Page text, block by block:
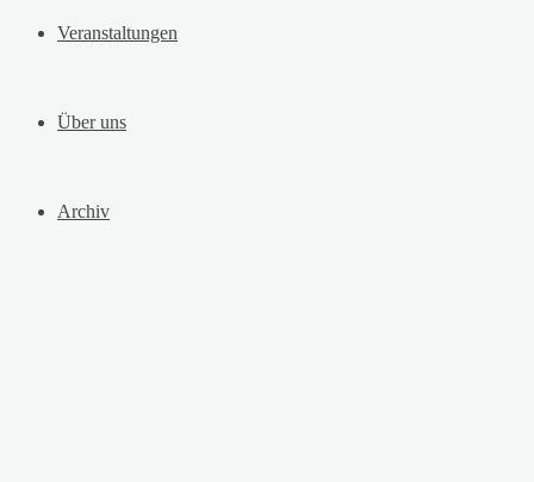
Veranstaltungen
Über uns
Archiv